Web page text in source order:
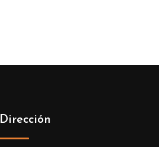
Dirección